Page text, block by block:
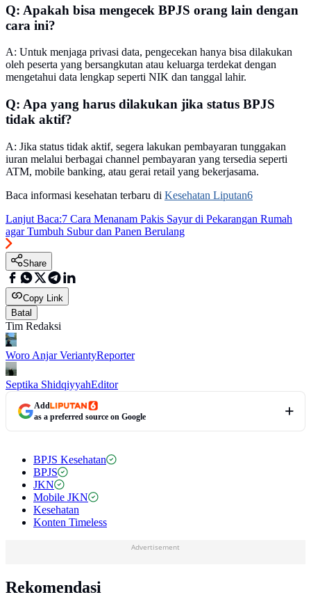
Q: Apakah bisa mengecek BPJS orang lain dengan
cara ini?
A: Untuk menjaga privasi data, pengecekan hanya bisa dilakukan
oleh peserta yang bersangkutan atau keluarga terdekat dengan
mengetahui data lengkap seperti NIK dan tanggal lahir.
Q: Apa yang harus dilakukan jika status BPJS
tidak aktif?
A: Jika status tidak aktif, segera lakukan pembayaran tunggakan
iuran melalui berbagai channel pembayaran yang tersedia seperti
ATM, mobile banking, atau gerai retail yang bekerjasama.
Baca informasi kesehatan terbaru di Kesehatan Liputan6
Lanjut Baca:7 Cara Menanam Pakis Sayur di Pekarangan Rumah
agar Tumbuh Subur dan Panen Berulang
Share
Copy Link
Batal
Tim Redaksi
Woro Anjar VeriantyReporter
Septika ShidqiyyahEditor
Add
as a preferred source on Google
BPJS Kesehatan
BPJS
JKN
Mobile JKN
Kesehatan
Konten Timeless
Advertisement
Rekomendasi